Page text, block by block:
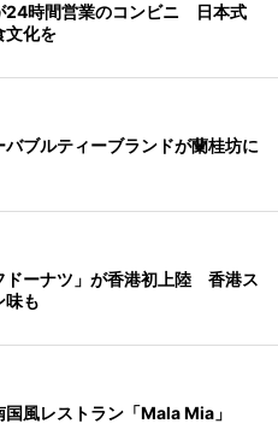
24時間営業のコンビニ 日本式
文化を
ブルティーブランドが蘭桂坊に
ドーナツ」が香港初上陸 香港ス
味も
国風レストラン「Mala Mia」